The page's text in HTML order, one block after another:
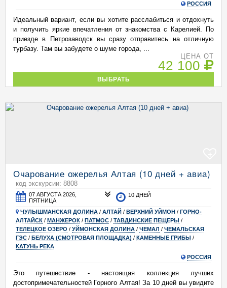
РОССИЯ
Идеальный вариант, если вы хотите расслабиться и отдохнуть
и получить яркие впечатления от знакомства с Карелией. По
приезде в Петрозаводск вы сразу отправитесь на отличную
турбазу. Там вы забудете о шуме города, ...
ЦЕНА ОТ
42 100
ВЫБРАТЬ
Очарование ожерелья Алтая (10 дней + авиа)
код экскурсии: 8808
07 АВГУСТА 2026,
ПЯТНИЦА
10 ДНЕЙ
ЧУЛЫШМАНСКАЯ ДОЛИНА / АЛТАЙ / ВЕРХНИЙ УЙМОН / ГОРНО-
АЛТАЙСК / МАНЖЕРОК / ПАТМОС / ТАВДИНСКИЕ ПЕЩЕРЫ /
ТЕЛЕЦКОЕ ОЗЕРО / УЙМОНСКАЯ ДОЛИНА / ЧЕМАЛ / ЧЕМАЛЬСКАЯ
ГЭС / БЕЛУХА (СМОТРОВАЯ ПЛОЩАДКА) / КАМЕННЫЕ ГРИБЫ /
КАТУНЬ РЕКА
РОССИЯ
Это путешествие - настоящая коллекция лучших
достопримечательностей Горного Алтая! За 10 дней вы увидите